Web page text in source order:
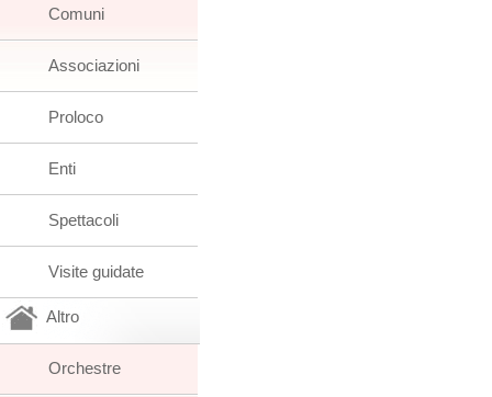
Comuni
Associazioni
Proloco
Enti
Spettacoli
Visite guidate
Altro
Orchestre